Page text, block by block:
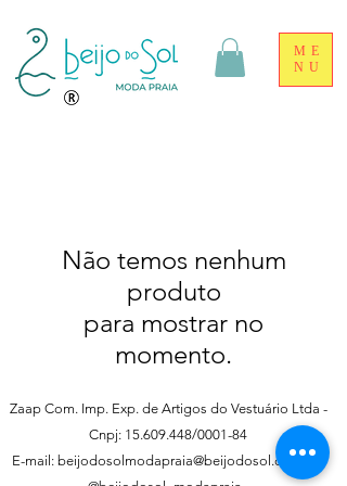
ME
NU
Não temos nenhum
produto
para mostrar no
momento.
Zaap Com. Imp. Exp. de Artigos do Vestuário Ltda -
Cnpj: 15.609.448/0001-84
E-mail: beijodosolmodapraia@beijodosol.com.br